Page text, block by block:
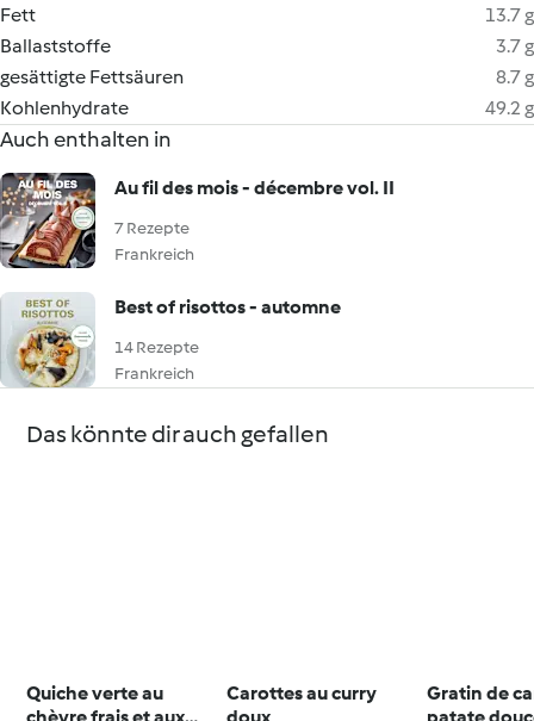
Fett
13.7 g
Ballaststoffe
3.7 g
gesättigte Fettsäuren
8.7 g
Kohlenhydrate
49.2 g
Auch enthalten in
Au fil des mois - décembre vol. II
7 Rezepte
Frankreich
Best of risottos - automne
14 Rezepte
Frankreich
Das könnte dir auch gefallen
Quiche verte au
Carottes au curry
Gratin de